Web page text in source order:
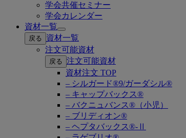
学会共催セミナー
学会カレンダー
資材一覧
Open
submenu
戻る
資材一覧
注文可能資材
戻る 注文可能資材
資材注文 TOP
– シルガード®9/ガーダシル®
– キャップバックス®
– バクニュバンス®（小児）
– ブリディオン®
– ヘプタバックス®-Ⅱ